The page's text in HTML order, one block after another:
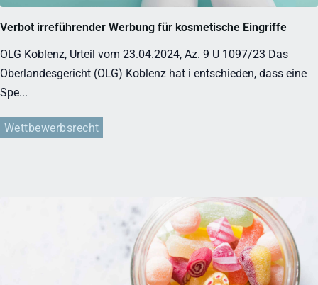
Verbot irreführender Werbung für kosmetische Eingriffe
OLG Koblenz, Urteil vom 23.04.2024, Az. 9 U 1097/23 Das
Oberlandesgericht (OLG) Koblenz hat i entschieden, dass eine
Spe...
Wettbewerbsrecht